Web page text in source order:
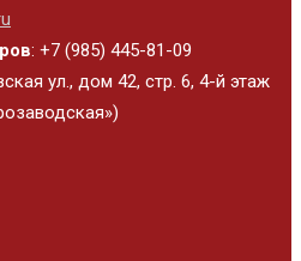
: +7 (985) 445-81-09
ул., дом 42, стр. 6, 4-й этаж